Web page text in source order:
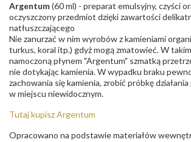
Argentum(60 ml) - preparat emulsyjny, czyści
oczyszczony przedmiot dzięki zawartości
natłuszczającego
Nie zanurzać w nim wyrobów z kamieniami
turkus, koral itp.) gdyż mogą zmatowieć. W
namoczoną płynem "Argentum" szmatką
nie dotykając kamienia. W wypadku braku
zachowania się kamienia, zrobić próbkę
w miejscu niewidocznym.
Tutaj kupisz Argentum
Opracowano na podstawie materiałów